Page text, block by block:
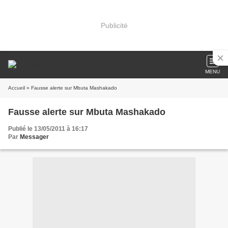
Publicité
MENU
Accueil » Fausse alerte sur Mbuta Mashakado
Fausse alerte sur Mbuta Mashakado
Publié le 13/05/2011 à 16:17
Par Messager